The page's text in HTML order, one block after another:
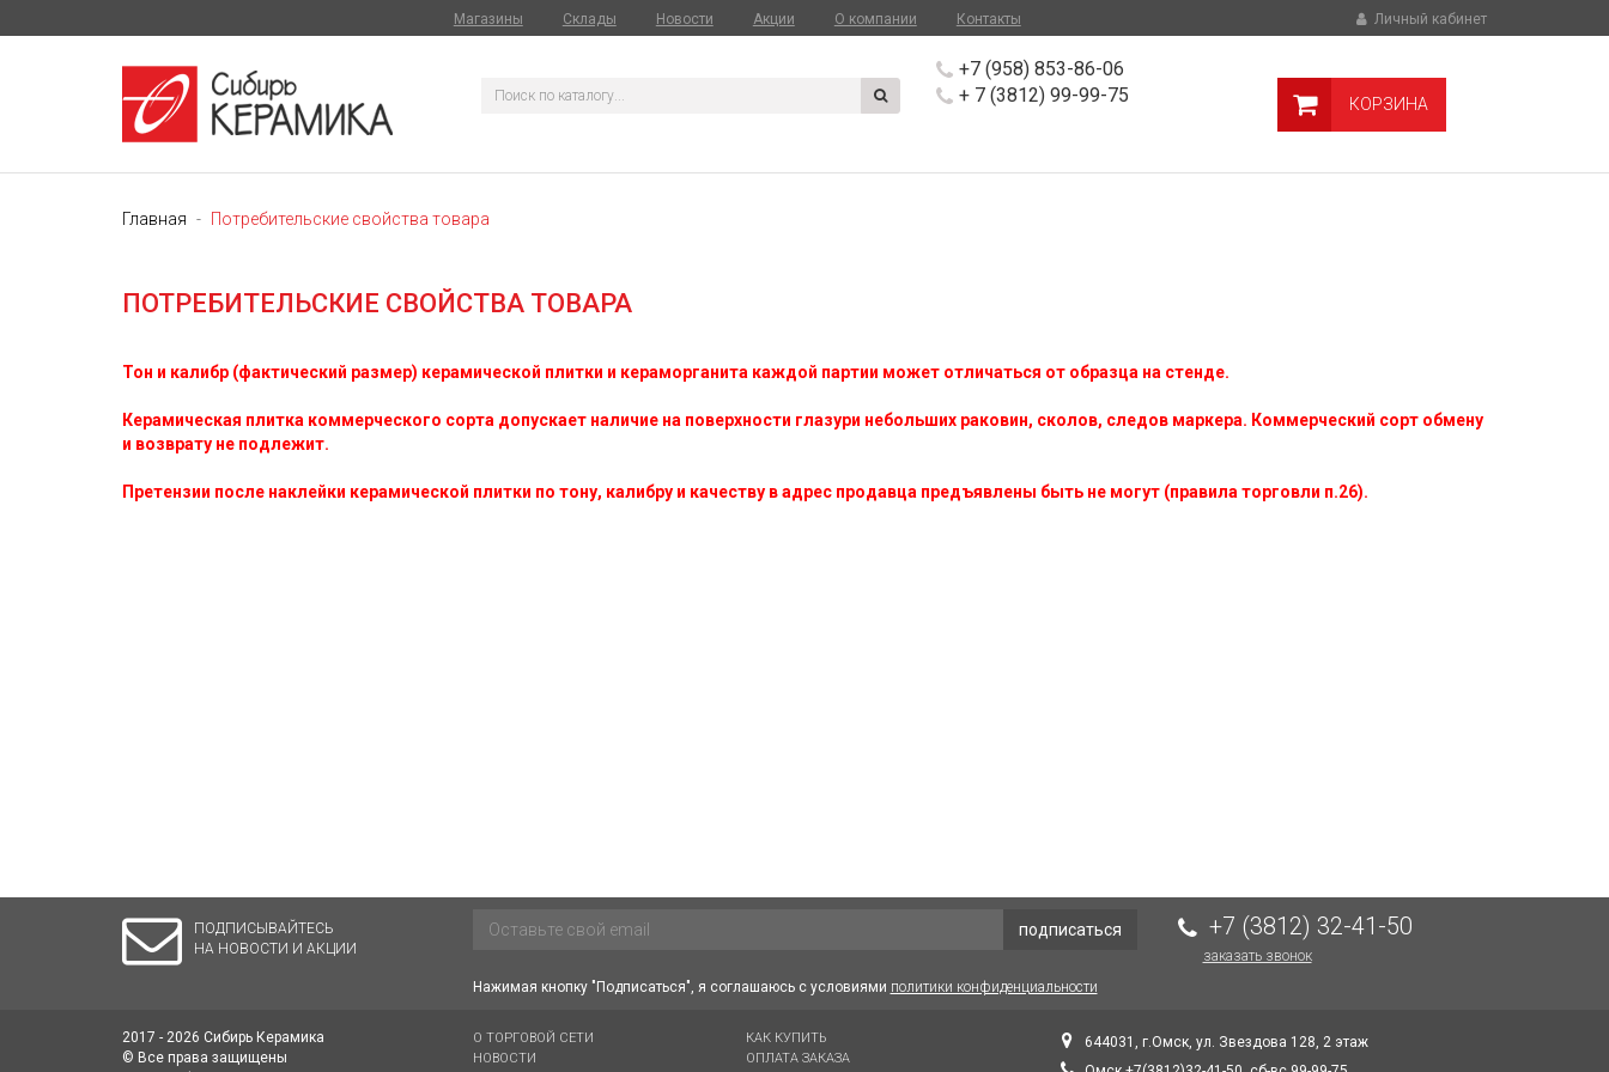
Магазины Склады Новости Акции О компании Контакты Личный кабинет
+7 (958) 853-86-06
+ 7 (3812) 99-99-75
КОРЗИНА
Главная Потребительские свойства товара
ПОТРЕБИТЕЛЬСКИЕ СВОЙСТВА ТОВАРА
Тон и калибр (фактический размер) керамической плитки и кераморганита каждой партии может отличаться от образца на стенде.
Керамическая плитка коммерческого сорта допускает наличие на поверхности глазури небольших раковин, сколов, следов маркера. Коммерческий сорт обмену
и возврату не подлежит.
Претензии после наклейки керамической плитки по тону, калибру и качеству в адрес продавца предъявлены быть не могут (правила торговли п.26).
ПОДПИСЫВАЙТЕСЬ
НА НОВОСТИ И АКЦИИ
подписаться
Нажимая кнопку "Подписаться", я соглашаюсь с условиями политики конфиденциальности
+7 (3812) 32-41-50
заказать звонок
2017 - 2026 Сибирь Керамика
© Все права защищены
О ТОРГОВОЙ СЕТИ
НОВОСТИ
КАК КУПИТЬ
ОПЛАТА ЗАКАЗА
644031, г.Омск, ул. Звездова 128, 2 этаж